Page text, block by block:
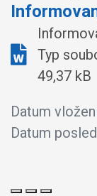
Typ
49,37 kB
Datum
Datum